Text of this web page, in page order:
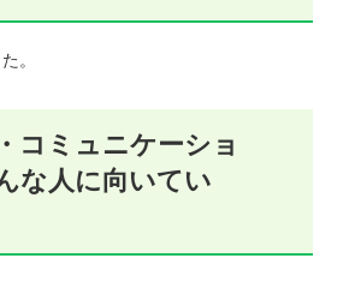
。
コミュニケーショ
な人に向いてい